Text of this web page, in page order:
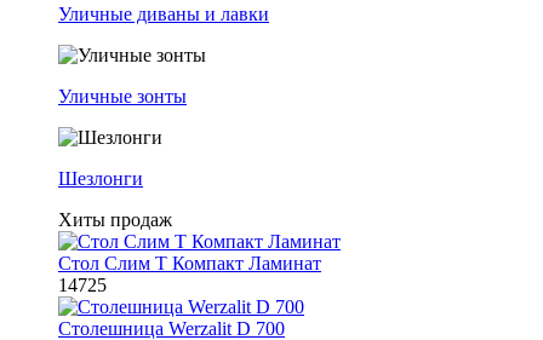
Уличные диваны и лавки
Уличные зонты
Шезлонги
Хиты продаж
Стол Слим Т Компакт Ламинат
14725
Столешница Werzalit D 700